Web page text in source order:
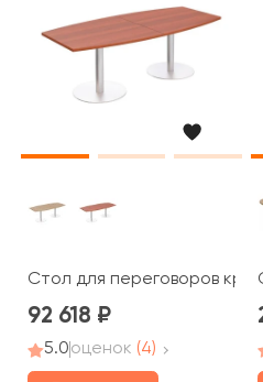
Стол для переговоров
92 618
5.0оценок (4)